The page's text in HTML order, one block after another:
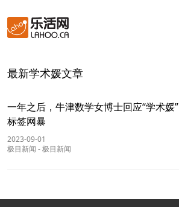
最新学术媛文章
一年之后，牛津数学女博士回应“学术媛”
标签网暴
2023-09-01
极目新闻 -极目新闻